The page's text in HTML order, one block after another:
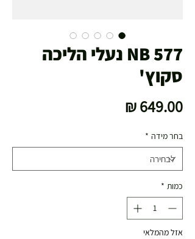
577 NB נעלי הליכה
סקוץ'
בחר מידה *
כמות *
אזל מהמלאי